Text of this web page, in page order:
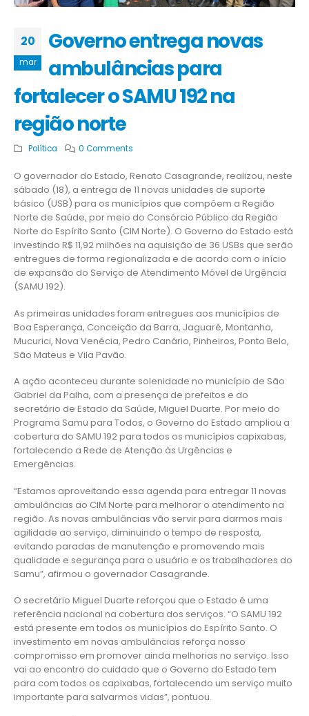
20
mar
Governo entrega novas
ambulâncias para
fortalecer o SAMU 192 na
região norte
Política 0 Comments
O governador do Estado, Renato Casagrande, realizou, neste
sábado (18), a entrega de 11 novas unidades de suporte
básico (USB) para os municípios que compõem a Região
Norte de Saúde, por meio do Consórcio Público da Região
Norte do Espírito Santo (CIM Norte). O Governo do Estado está
investindo R$ 11,92 milhões na aquisição de 36 USBs que serão
entregues de forma regionalizada e de acordo com o início
de expansão do Serviço de Atendimento Móvel de Urgência
(SAMU 192).
As primeiras unidades foram entregues aos municípios de
Boa Esperança, Conceição da Barra, Jaguaré, Montanha,
Mucurici, Nova Venécia, Pedro Canário, Pinheiros, Ponto Belo,
São Mateus e Vila Pavão.
A ação aconteceu durante solenidade no município de São
Gabriel da Palha, com a presença de prefeitos e do
secretário de Estado da Saúde, Miguel Duarte. Por meio do
Programa Samu para Todos, o Governo do Estado ampliou a
cobertura do SAMU 192 para todos os municípios capixabas,
fortalecendo a Rede de Atenção às Urgências e
Emergências.
“Estamos aproveitando essa agenda para entregar 11 novas
ambulâncias ao CIM Norte para melhorar o atendimento na
região. As novas ambulâncias vão servir para darmos mais
agilidade ao serviço, diminuindo o tempo de resposta,
evitando paradas de manutenção e promovendo mais
qualidade e segurança para o usuário e os trabalhadores do
Samu”, afirmou o governador Casagrande.
O secretário Miguel Duarte reforçou que o Estado é uma
referência nacional na cobertura dos serviços. “O SAMU 192
está presente em todos os municípios do Espírito Santo. O
investimento em novas ambulâncias reforça nosso
compromisso em promover ainda melhorias no serviço. Isso
vai ao encontro do cuidado que o Governo do Estado tem
para com todos os capixabas, fortalecendo um serviço muito
importante para salvarmos vidas”, pontuou.